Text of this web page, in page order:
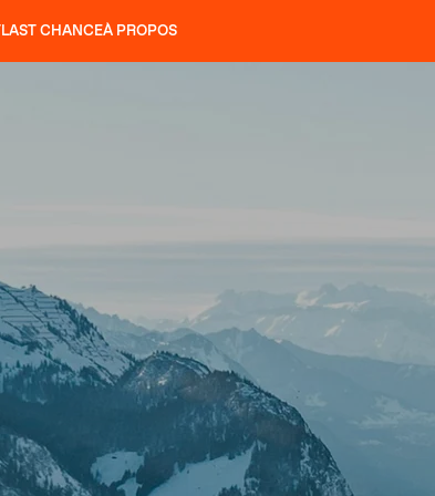
104 LITE
SLAP 112
SLAP 92 SLAP 92
UBAC 102
LAST CHANCEÀ PROPOS
RECHERCHER